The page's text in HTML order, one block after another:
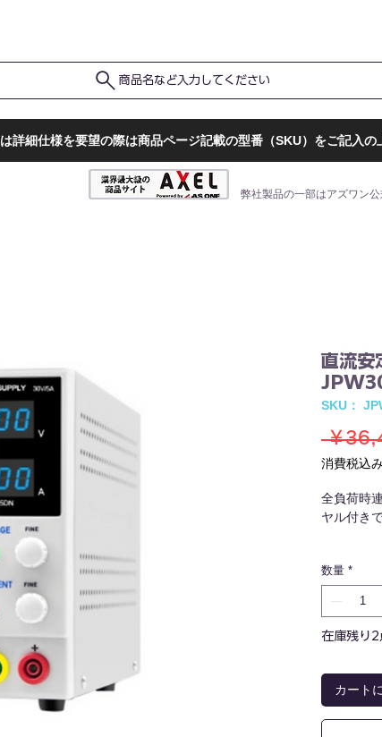
商品名など入力してください
詳細仕様を要望の際は商品ページ記載の型番（SKU）をご記入の
弊社製品の一部はアズワン公
直流安
SKU：
￥
消費税込
全負荷時
ヤル付きで
出力電流
表示精度
入力変動
負荷変動
寸法(mm)
重量(kg)
数量 *
在庫残り2
カート